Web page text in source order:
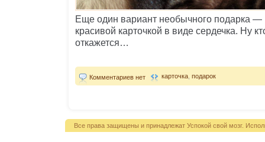
Еще один вариант необычного подарка —
красивой карточкой в виде сердечка. Ну
откажется…
Комментариев нет карточка подарок
Все права защищены и принадлежат Успокой свой мозг.